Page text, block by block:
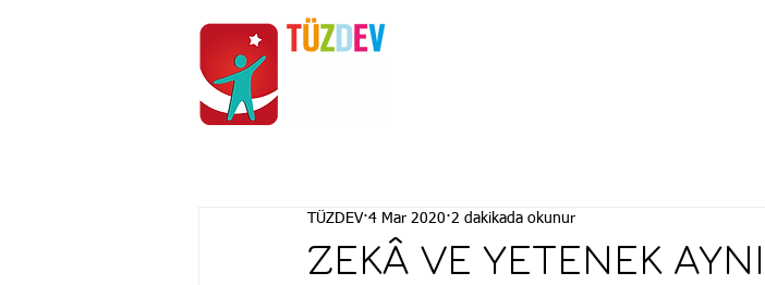
ZEKÂ VE YETENEK
TÜZDEV 4 Mar 2020 2 dakikada okunur